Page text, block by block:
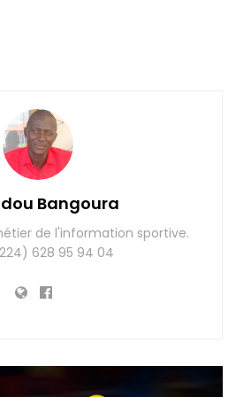
Bangoura
de l'information sportive.
628 95 94 04